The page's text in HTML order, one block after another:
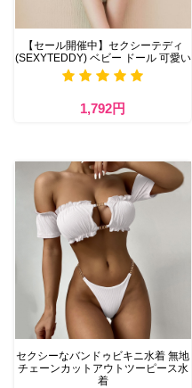
【セール開催中】セクシーテディ
(SEXYTEDDY) ベビー ドール 可愛い
1,792円
セクシーなバンドゥビキニ水着 無地
チェーンカットアウトツーピース水
着